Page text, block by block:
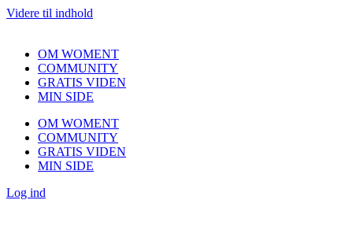
Videre til indhold
OM WOMENT
COMMUNITY
GRATIS VIDEN
MIN SIDE
OM WOMENT
COMMUNITY
GRATIS VIDEN
MIN SIDE
Log ind